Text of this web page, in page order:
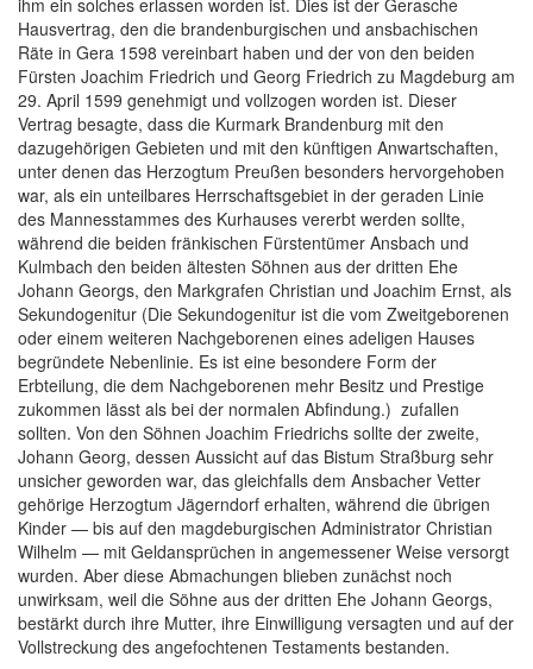
ihm ein solches erlassen worden ist. Dies ist der Gerasche
Hausvertrag, den die brandenburgischen und ansbachischen
Räte in Gera 1598 vereinbart haben und der von den beiden
Fürsten Joachim Friedrich und Georg Friedrich zu Magdeburg am
29. April 1599 genehmigt und vollzogen worden ist. Dieser
Vertrag besagte, dass die Kurmark Brandenburg mit den
dazugehörigen Gebieten und mit den künftigen Anwartschaften,
unter denen das Herzogtum Preußen besonders hervorgehoben
war, als ein unteilbares Herrschaftsgebiet in der geraden Linie
des Mannesstammes des Kurhauses vererbt werden sollte,
während die beiden fränkischen Fürstentümer Ansbach und
Kulmbach den beiden ältesten Söhnen aus der dritten Ehe
Johann Georgs, den Markgrafen Christian und Joachim Ernst, als
Sekundogenitur (Die Sekundogenitur ist die vom Zweitgeborenen
oder einem weiteren Nachgeborenen eines adeligen Hauses
begründete Nebenlinie. Es ist eine besondere Form der
Erbteilung, die dem Nachgeborenen mehr Besitz und Prestige
zukommen lässt als bei der normalen Abfindung.) zufallen
sollten. Von den Söhnen Joachim Friedrichs sollte der zweite,
Johann Georg, dessen Aussicht auf das Bistum Straßburg sehr
unsicher geworden war, das gleichfalls dem Ansbacher Vetter
gehörige Herzogtum Jägerndorf erhalten, während die übrigen
Kinder — bis auf den magdeburgischen Administrator Christian
Wilhelm — mit Geldansprüchen in angemessener Weise versorgt
wurden. Aber diese Abmachungen blieben zunächst noch
unwirksam, weil die Söhne aus der dritten Ehe Johann Georgs,
bestärkt durch ihre Mutter, ihre Einwilligung versagten und auf der
Vollstreckung des angefochtenen Testaments bestanden.